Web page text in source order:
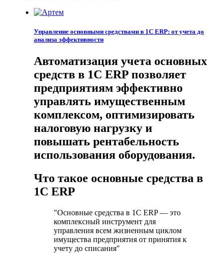
Управление основными средствами в 1С ERP: от учета до
анализа эффективности
Автоматизация учета основных
средств в 1С ERP позволяет
предприятиям эффективно
управлять имущественным
комплексом, оптимизировать
налоговую нагрузку и
повышать рентабельность
использования оборудования.
Что такое основные средства в
1С ERP
"Основные средства в 1С ERP — это
комплексный инструмент для
управления всем жизненным циклом
имущества предприятия от принятия к
учету до списания"